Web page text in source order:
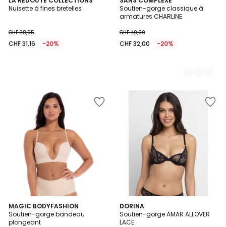
Nuisette à fines bretelles
CHF 38,95
CHF 31,16 -20%
Soutien-gorge classique à
armatures CHARLINE
CHF 40,00
CHF 32,00 -20%
Couleurs
MAGIC BODYFASHION
Soutien-gorge bandeau
plongeant
4
/
5
DORINA
Soutien-gorge AMAR ALLOVER
LACE